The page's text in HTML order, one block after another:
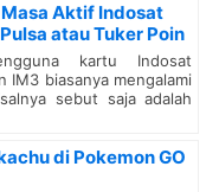
Aktif Indosat
atau Tuker Poin
kartu Indosat
IM3 biasanya mengalami
sebut saja adalah
di Pokemon GO